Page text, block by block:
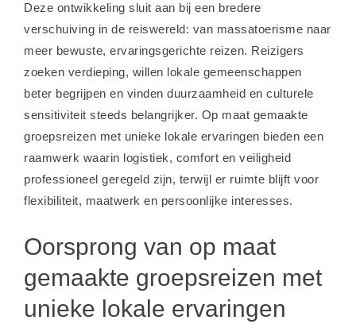
Deze ontwikkeling sluit aan bij een bredere
verschuiving in de reiswereld: van massatoerisme naar
meer bewuste, ervaringsgerichte reizen. Reizigers
zoeken verdieping, willen lokale gemeenschappen
beter begrijpen en vinden duurzaamheid en culturele
sensitiviteit steeds belangrijker. Op maat gemaakte
groepsreizen met unieke lokale ervaringen bieden een
raamwerk waarin logistiek, comfort en veiligheid
professioneel geregeld zijn, terwijl er ruimte blijft voor
flexibiliteit, maatwerk en persoonlijke interesses.
Oorsprong van op maat
gemaakte groepsreizen met
unieke lokale ervaringen